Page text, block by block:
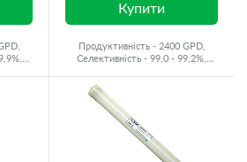
Купити
Продуктивність - 2400 GPD,
Селективність - 99,0 - 99,2%,